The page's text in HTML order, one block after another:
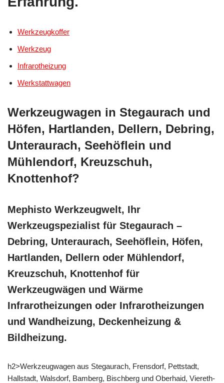
Werkzeugkoffer
Werkzeug
Infrarotheizung
Werkstattwagen
Werkzeugwagen in Stegaurach und
Höfen, Hartlanden, Dellern, Debring,
Unteraurach, Seehöflein und
Mühlendorf, Kreuzschuh,
Knottenhof?
Mephisto Werkzeugwelt, Ihr
Werkzeugspezialist für Stegaurach –
Debring, Unteraurach, Seehöflein, Höfen,
Hartlanden, Dellern oder Mühlendorf,
Kreuzschuh, Knottenhof für
Werkzeugwägen und Wärme
Infrarotheizungen oder Infrarotheizungen
und Wandheizung, Deckenheizung &
Bildheizung.
h2>Werkzeugwagen aus Stegaurach, Frensdorf, Pettstadt,
Hallstadt, Walsdorf, Bamberg, Bischberg und Oberhaid, Viereth-